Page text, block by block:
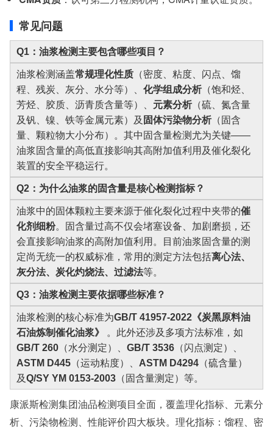
常见问题
Q1：油浆检测主要包含哪些项目？
油浆检测涵盖常规理化性质 （密度、粘度、闪点、馏
程、残炭、灰分、水分等）、 化学组成分析（饱和烃、
芳烃、胶质、沥青质含量等）、 元素分析（硫、氮含量
及钒、镍、铁等金属元素）及 固体污染物分析（固含
量、颗粒物大小分布）。其中固含量检测尤为关键——
油浆固含量的高低直接影响其高附加值利用及催化裂化
装置的安全平稳运行。
Q2：为什么油浆的固含量是核心检测指标？
油浆中的固体颗粒主要来源于催化裂化过程中夹带的催
化剂细粉。固含量过高不仅会堵塞设备、加剧磨损，还
会直接影响油浆的高附加值利用。目前油浆固含量的测
定尚无统一的权威标准，常用的测定方法包括离心法、
灰分法、炭化灼烧法、过滤法等。
Q3：油浆检测主要依据哪些标准？
油浆检测的核心标准为GB/T 41957-2022《炭黑原料油
石油炼制催化油浆》
。此外还涉及多项方法标准，如
GB/T 260 （水分测定）、 GB/T 3536 （闪点测定）、
ASTM D445 （运动粘度）、 ASTM D4294 （硫含量）
及Q/SY YM 0153-2003 （固含量测定）等。
康派斯检测集团油品检测项目全面，覆盖理化指标、元素分
析、污染物检测、性能评价四大板块。理化指标：馏程、密